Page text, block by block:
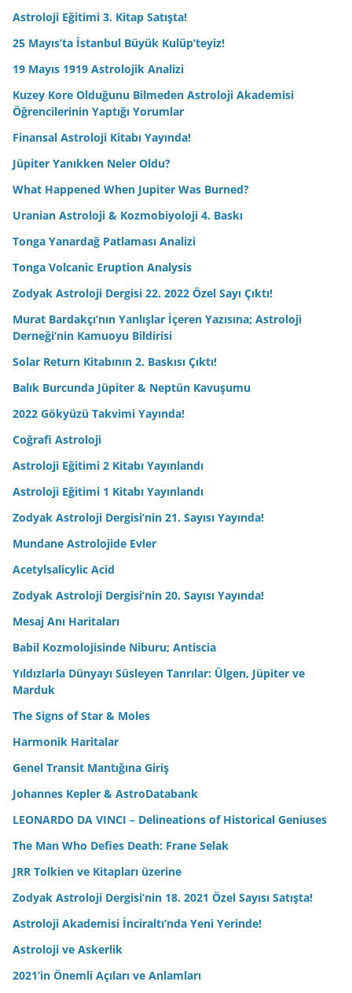
Astroloji Eğitimi 3. Kitap Satışta!
25 Mayıs’ta İstanbul Büyük Kulüp’teyiz!
19 Mayıs 1919 Astrolojik Analizi
Kuzey Kore Olduğunu Bilmeden Astroloji Akademisi
Öğrencilerinin Yaptığı Yorumlar
Finansal Astroloji Kitabı Yayında!
Jüpiter Yanıkken Neler Oldu?
What Happened When Jupiter Was Burned?
Uranian Astroloji & Kozmobiyoloji 4. Baskı
Tonga Yanardağ Patlaması Analizi
Tonga Volcanic Eruption Analysis
Zodyak Astroloji Dergisi 22. 2022 Özel Sayı Çıktı!
Murat Bardakçı’nın Yanlışlar İçeren Yazısına; Astroloji
Derneği’nin Kamuoyu Bildirisi
Solar Return Kitabının 2. Baskısı Çıktı!
Balık Burcunda Jüpiter & Neptün Kavuşumu
2022 Gökyüzü Takvimi Yayında!
Coğrafi Astroloji
Astroloji Eğitimi 2 Kitabı Yayınlandı
Astroloji Eğitimi 1 Kitabı Yayınlandı
Zodyak Astroloji Dergisi’nin 21. Sayısı Yayında!
Mundane Astrolojide Evler
Acetylsalicylic Acid
Zodyak Astroloji Dergisi’nin 20. Sayısı Yayında!
Mesaj Anı Haritaları
Babil Kozmolojisinde Niburu; Antiscia
Yıldızlarla Dünyayı Süsleyen Tanrılar: Ülgen, Jüpiter ve
Marduk
The Signs of Star & Moles
Harmonik Haritalar
Genel Transit Mantığına Giriş
Johannes Kepler & AstroDatabank
LEONARDO DA VINCI – Delineations of Historical Geniuses
The Man Who Defies Death: Frane Selak
JRR Tolkien ve Kitapları üzerine
Zodyak Astroloji Dergisi’nin 18. 2021 Özel Sayısı Satışta!
Astroloji Akademisi İnciraltı’nda Yeni Yerinde!
Astroloji ve Askerlik
2021’in Önemli Açıları ve Anlamları